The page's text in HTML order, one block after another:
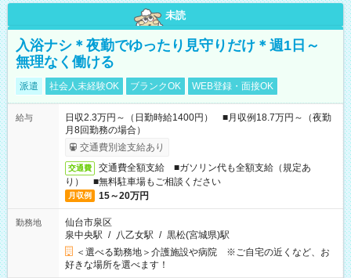
未読
入浴ナシ＊夜勤でゆったり見守りだけ＊週1日～
無理なく働ける
派遣 社会人未経験OK ブランクOK WEB登録・面接OK
給与
日収2.3万円～（日勤時給1400円） ■月収例18.7万円～（夜勤
月8回勤務の場合）
交通費別途支給あり
交通費
交通費全額支給 ■ガソリン代も全額支給（規定あ
り） ■無料駐車場もご相談ください
月収例 15～20万円
勤務地
仙台市泉区
泉中央駅 / 八乙女駅 / 黒松(宮城県)駅
＜選べる勤務地＞介護施設や病院 ※ご自宅の近くなど、お
好きな場所を選べます！